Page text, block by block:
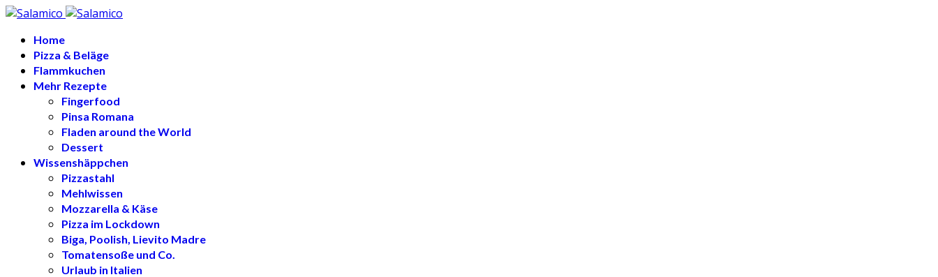
Home
Pizza & Beläge
Flammkuchen
Mehr Rezepte
Fingerfood
Pinsa Romana
Fladen around the World
Dessert
Wissenshäppchen
Pizzastahl
Mehlwissen
Mozzarella & Käse
Pizza im Lockdown
Biga, Poolish, Lievito Madre
Tomatensoße und Co.
Urlaub in Italien